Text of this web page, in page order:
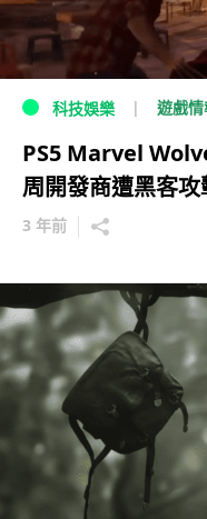
科技娛樂 遊戲
PS5 Marvel
周開發商遭黑客攻
3 年前